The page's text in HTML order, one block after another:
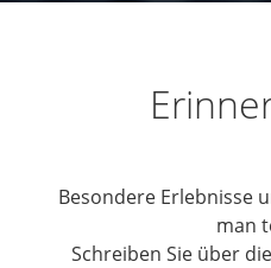
Besondere Erlebnisse
man
Schreiben Sie über